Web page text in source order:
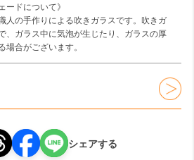
ードについて》
人の手作りによる吹きガラスです。吹きガ
、ガラス中に気泡が生じたり、ガラスの厚
場合がございます。
シェアする